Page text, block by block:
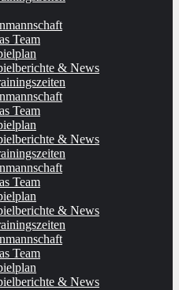
Team
& News
Team
& News
Team
& News
Team
& News